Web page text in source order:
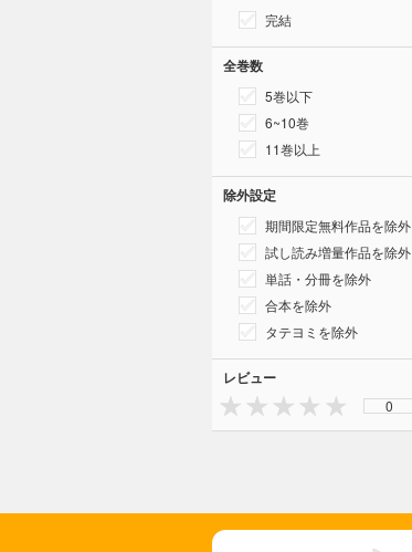
完結
全巻数
5巻以下
6~10巻
11巻以上
除外設定
期間限定無料作品を除外
試し読み増量作品を除外
単話・分冊を除外
合本を除外
タテヨミを除外
レビュー
0